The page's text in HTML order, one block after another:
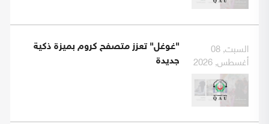
السبت, 08
أغسطس, 2026
"غوغل" تعزز متصفح كروم بميزة ذكية
جديدة